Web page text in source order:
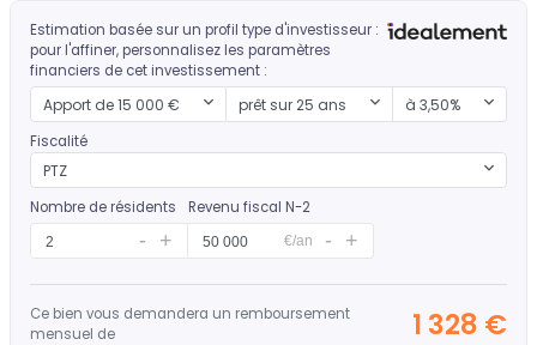
Estimation basée sur un profil type d'investisseur :
pour l'affiner, personnalisez les paramètres
financiers de cet investissement :
Mon apport
Apport de 15 000 € Durée d'emprunt
prêt sur 25 ans Mon taux
à 3,50%
Fiscalité
PTZ
Nombre de résidents Revenu fiscal N-2
€/an
Ce bien vous demandera un remboursement
mensuel de
1 328 €